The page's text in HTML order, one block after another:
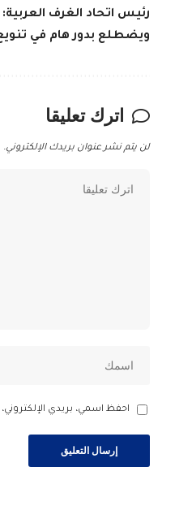
رئيس اتحاد الغرف العربية:
ويضطلع بدور هام في تنويع
اترك تعليقا
لن يتم نشر عنوان بريدك الإلكتروني.
احفظ اسمي، بريدي